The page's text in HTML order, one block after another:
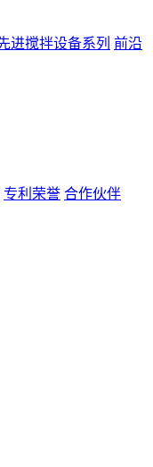
进搅拌设备系列 前沿
专利荣誉 合作伙伴